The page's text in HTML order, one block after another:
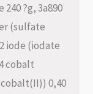
?g, 3a890
(sulfate
iode (iodate
cobalt
0,40